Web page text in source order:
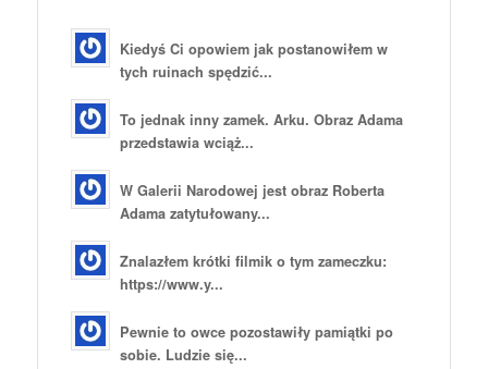
Kiedyś Ci opowiem jak postanowiłem w
tych ruinach spędzić...
To jednak inny zamek. Arku. Obraz Adama
przedstawia wciąż...
W Galerii Narodowej jest obraz Roberta
Adama zatytułowany...
Znalazłem krótki filmik o tym zameczku:
https://www.y...
Pewnie to owce pozostawiły pamiątki po
sobie. Ludzie się...